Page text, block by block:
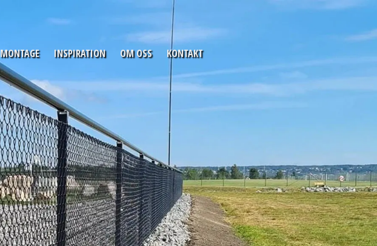
MONTAGE INSPIRATION OM OSS KONTAKT